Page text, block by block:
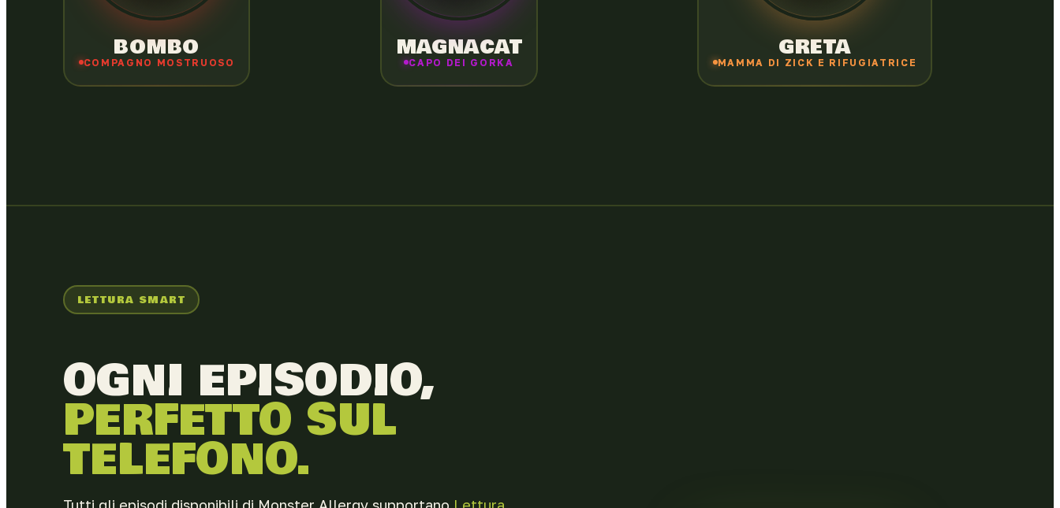
BOMBO
COMPAGNO MOSTRUOSO
MAGNACAT
CAPO DEI GORKA
GRETA
MAMMA DI ZICK E RIFUGIATRICE
tutto: figli, marito, e specie aliene.
LETTURA SMART
OGNI EPISODIO,
PERFETTO SUL
TELEFONO.
Tutti gli episodi disponibili di Monster Allergy supportano Lettura